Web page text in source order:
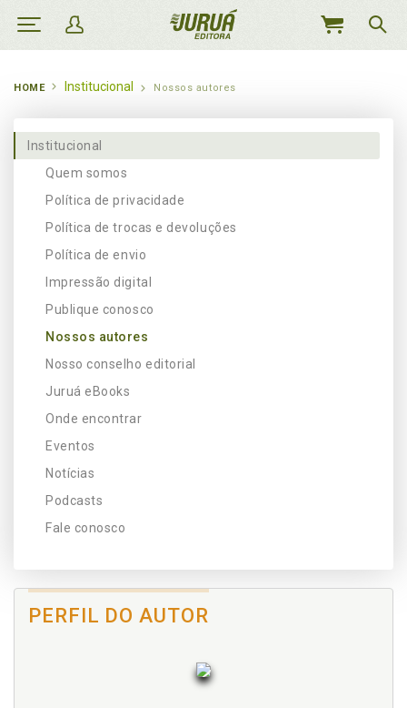
MEU
HOME Institucional Nossos autores
Institucional
Quem somos
Política de privacidade
Política de trocas e devoluções
Política de envio
Impressão digital
Publique conosco
Nossos autores
Nosso conselho editorial
Juruá eBooks
Onde encontrar
Eventos
Notícias
Podcasts
Fale conosco
PERFIL DO AUTOR